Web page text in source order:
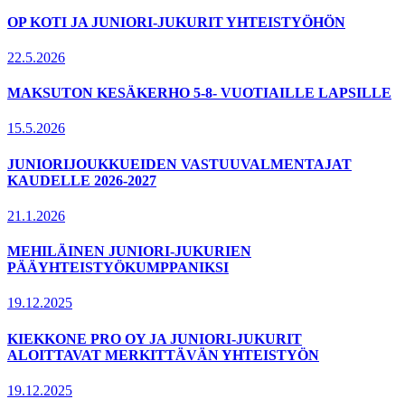
OP KOTI JA JUNIORI-JUKURIT YHTEISTYÖHÖN
22.5.2026
MAKSUTON KESÄKERHO 5-8- VUOTIAILLE LAPSILLE
15.5.2026
JUNIORIJOUKKUEIDEN VASTUUVALMENTAJAT
KAUDELLE 2026-2027
21.1.2026
MEHILÄINEN JUNIORI-JUKURIEN
PÄÄYHTEISTYÖKUMPPANIKSI
19.12.2025
KIEKKONE PRO OY JA JUNIORI-JUKURIT
ALOITTAVAT MERKITTÄVÄN YHTEISTYÖN
19.12.2025